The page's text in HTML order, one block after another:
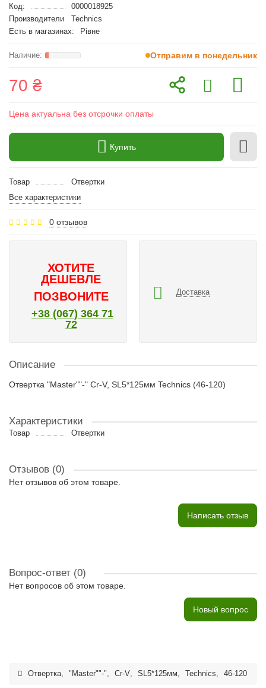
Код:
0000018925
Производители
Technics
Есть в магазинах:
Рівне
Отправим в понедельник
70 ₴
Цена актуальна без отсрочки оплаты
Купить
Товар
Отвертки
Все характеристики
0 отзывов
ХОТИТЕ
ДЕШЕВЛЕ
ПОЗВОНИТЕ
+38 (067) 364 71
72
Доставка
Описание
Отвертка "Master""-" Cr-V, SL5*125мм Technics (46-120)
Характеристики
Товар Отвертки
Отзывов (0)
Нет отзывов об этом товаре.
Написать отзыв
Вопрос-ответ (0)
Нет вопросов об этом товаре.
Новый вопрос
Отвертка, "Master""-", Cr-V, SL5*125мм, Technics, 46-120